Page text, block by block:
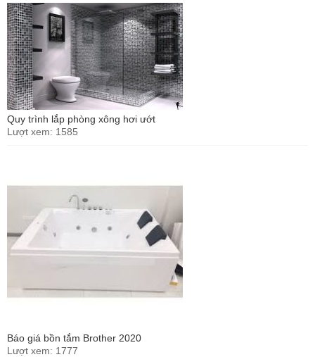
Quy trình lắp phòng xông hơi ướt
Lượt xem: 1585
Báo giá bồn tắm Brother 2020
Lượt xem: 1777